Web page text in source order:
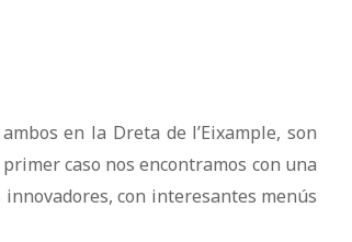
en la Dreta de l’Eixample, son
primer caso nos encontramos con una
con interesantes menús